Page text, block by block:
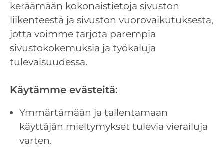
keräämään kokonaistietoja sivuston
liikenteestä ja sivuston vuorovaikutuksesta,
jotta voimme tarjota parempia
sivustokokemuksia ja työkaluja
tulevaisuudessa.
Käytämme evästeitä:
Ymmärtämään ja tallentamaan
käyttäjän mieltymykset tulevia vierailuja
varten.